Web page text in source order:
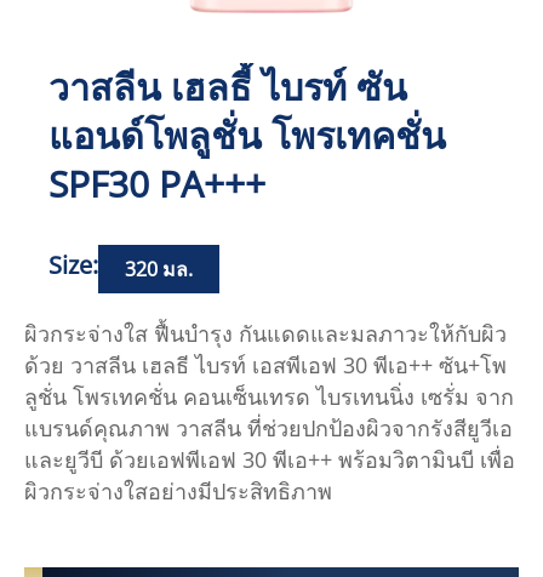
วาสลีน เฮลธี้ ไบรท์ ซัน
แอนด์โพลูชั่น โพรเทคชั่น
SPF30 PA+++
Size: 320 มล.
ผิวกระจ่างใส ฟื้นบำรุง กันแดดและมลภาวะให้กับผิว
ด้วย วาสลีน เฮลธี ไบรท์ เอสพีเอฟ 30 พีเอ++ ซัน+โพ
ลูชั่น โพรเทคชั่น คอนเซ็นเทรด ไบรเทนนิ่ง เซรั่ม จาก
แบรนด์คุณภาพ วาสลีน ที่ช่วยปกป้องผิวจากรังสียูวีเอ
และยูวีบี ด้วยเอฟพีเอฟ 30 พีเอ++ พร้อมวิตามินบี เพื่อ
ผิวกระจ่างใสอย่างมีประสิทธิภาพ